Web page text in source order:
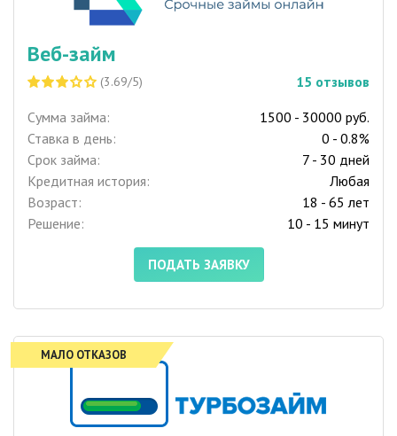
Веб-займ
(3.69/5) 15 отзывов
Сумма займа:
1500 - 30000 руб.
Ставка в день:
0 - 0.8%
Срок займа:
7 - 30 дней
Кредитная история:
Любая
Возраст:
18 - 65 лет
Решение:
10 - 15 минут
ПОДАТЬ ЗАЯВКУ
МАЛО ОТКАЗОВ